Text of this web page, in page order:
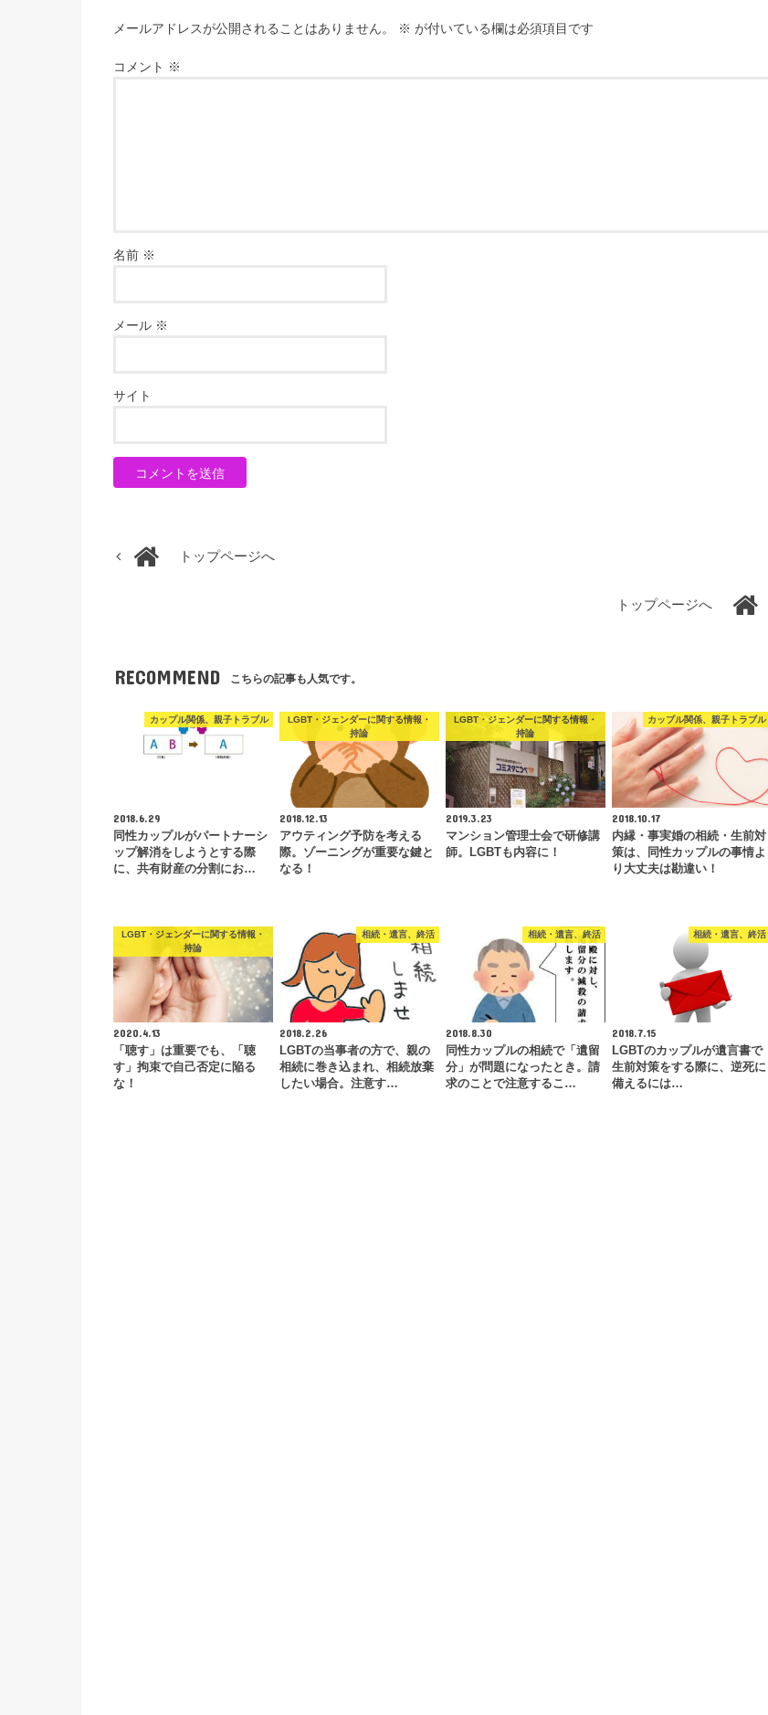
メールアドレスが公開されることはありません。 ※ が付いている欄は必須項目です
コメント ※
名前 ※
メール ※
サイト
トップページへ
トップページへ
RECOMMEND こちらの記事も人気です。
カップル関係、親子トラブル
2018.6.29
同性カップルがパートナーシ
ップ解消をしようとする際
に、共有財産の分割にお…
LGBT・ジェンダーに関する情報・
持論
2018.12.13
アウティング予防を考える
際。ゾーニングが重要な鍵と
なる！
LGBT・ジェンダーに関する情報・
持論
2019.3.23
マンション管理士会で研修講
師。LGBTも内容に！
カップル関係、親子トラブル
2018.10.17
内縁・事実婚の相続・生前対
策は、同性カップルの事情よ
り大丈夫は勘違い！
LGBT・ジェンダーに関する情報・
持論
2020.4.13
「聴す」は重要でも、「聴
す」拘束で自己否定に陥る
な！
相続・遺言、終活
2018.2.26
LGBTの当事者の方で、親の
相続に巻き込まれ、相続放棄
したい場合。注意す…
相続・遺言、終活
2018.8.30
同性カップルの相続で「遺留
分」が問題になったとき。請
求のことで注意するこ…
相続・遺言、終活
2018.7.15
LGBTのカップルが遺言書で
生前対策をする際に、逆死に
備えるには…